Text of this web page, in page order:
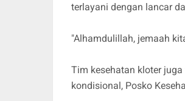
terlayani dengan lancar
"Alhamdulillah, jemaah
Tim kesehatan kloter
kondisional, Posko